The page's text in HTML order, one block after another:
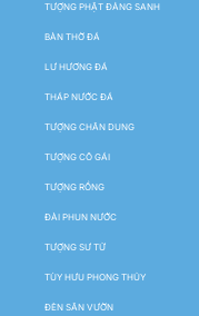
TƯỢNG PHẬT ĐẢNG SANH
BÀN THỜ ĐÁ
LƯ HƯƠNG ĐÁ
THÁP NƯỚC ĐÁ
TƯỢNG CHÂN DUNG
TƯỢNG CÔ GÁI
TƯỢNG RỒNG
ĐÀI PHUN NƯỚC
TƯỢNG SƯ TỬ
TÙY HƯU PHONG THỦY
ĐÈN SÂN VƯỜN